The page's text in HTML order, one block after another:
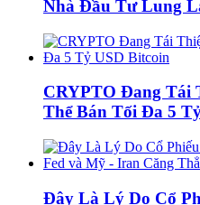
Nhà Đầu Tư Lung
CRYPTO Đang Tái
Thể Bán Tối Đa 5
Đây Là Lý Do Cổ